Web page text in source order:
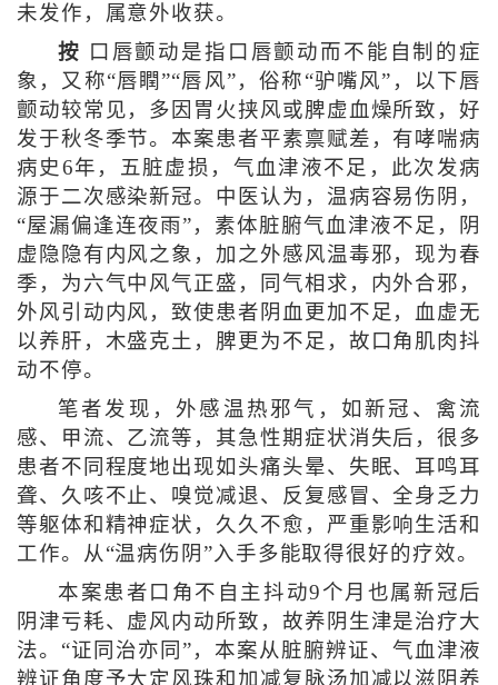
未发作，属意外收获。
按 口唇颤动是指口唇颤动而不能自制的症
象，又称“唇瞤”“唇风”，俗称“驴嘴风”，以下唇
颤动较常见，多因胃火挟风或脾虚血燥所致，好
发于秋冬季节。本案患者平素禀赋差，有哮喘病
病史6年，五脏虚损，气血津液不足，此次发病
源于二次感染新冠。中医认为，温病容易伤阴，
“屋漏偏逢连夜雨”，素体脏腑气血津液不足，阴
虚隐隐有内风之象，加之外感风温毒邪，现为春
季，为六气中风气正盛，同气相求，内外合邪，
外风引动内风，致使患者阴血更加不足，血虚无
以养肝，木盛克土，脾更为不足，故口角肌肉抖
动不停。
笔者发现，外感温热邪气，如新冠、禽流
感、甲流、乙流等，其急性期症状消失后，很多
患者不同程度地出现如头痛头晕、失眠、耳鸣耳
聋、久咳不止、嗅觉减退、反复感冒、全身乏力
等躯体和精神症状，久久不愈，严重影响生活和
工作。从“温病伤阴”入手多能取得很好的疗效。
本案患者口角不自主抖动9个月也属新冠后
阴津亏耗、虚风内动所致，故养阴生津是治疗大
法。“证同治亦同”，本案从脏腑辨证、气血津液
辨证角度予大定风珠和加减复脉汤加减以滋阴养